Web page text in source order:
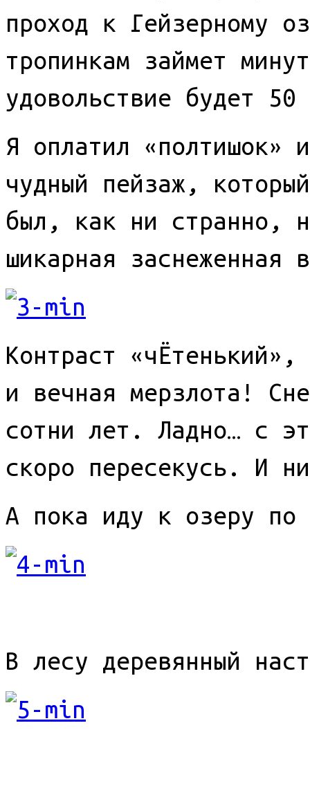
проход к Гейзерному
тропинкам займет
удовольствие будет
Я оплатил «полтишок»
чудный пейзаж,
был, как ни странно,
шикарная заснеженная
Контраст
и вечная мерзлота!
сотни лет. Ладно… с
скоро пересекусь. И
А пока иду к озеру по
В лесу деревянный